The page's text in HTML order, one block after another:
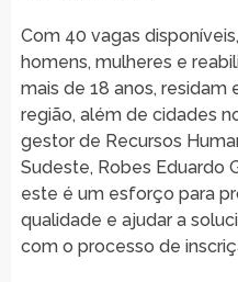
Com 40 vagas
homens, mulheres e
mais de 18 anos, residam
região, além de cidades
gestor de Recursos
Sudeste, Robes Eduardo
este é um esforço para
qualidade e ajudar a
com o processo de